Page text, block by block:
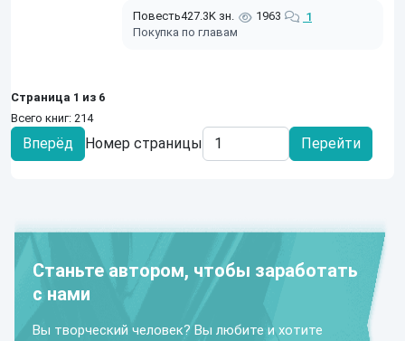
Повесть427.3K зн. 1963
1
Покупка по главам
Страница 1 из 6
Всего книг: 214
Вперёд Номер страницы Перейти
Станьте автором, чтобы заработать
с нами
Вы творческий человек? Вы любите и хотите